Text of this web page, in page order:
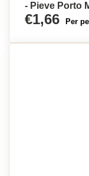
- Pieve Porto
€1,66 Per